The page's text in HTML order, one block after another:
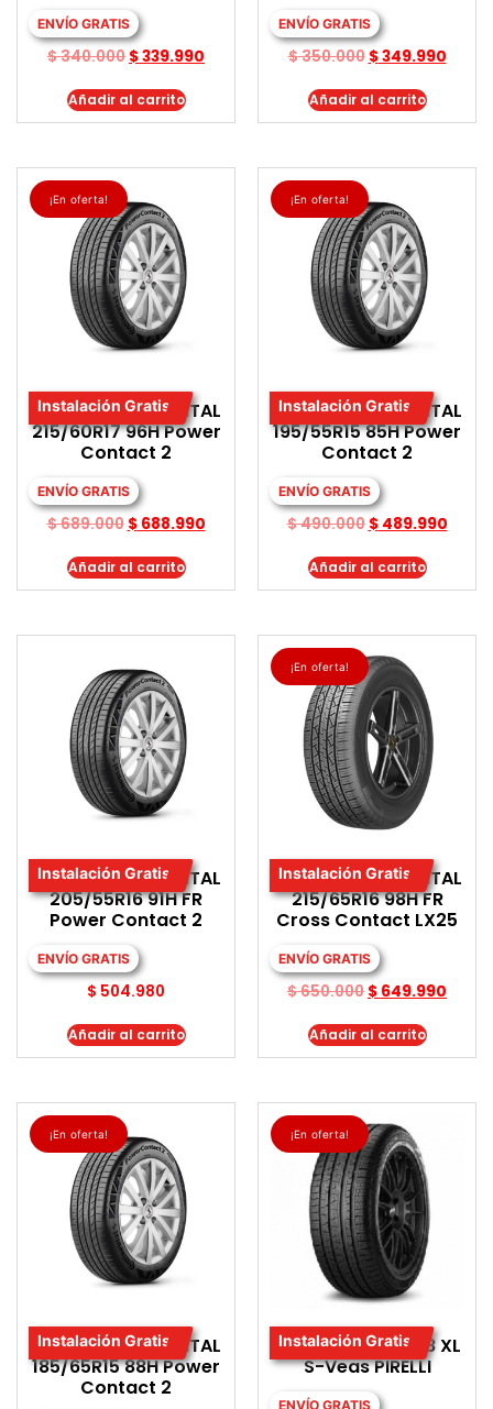
ENVÍO GRATIS
$340.000 $339.990
Añadir al carrito
ENVÍO GRATIS
$350.000 $349.990
Añadir al carrito
¡En oferta!
Instalación Gratis
LLANTA CONTINENTAL
215/60R17 96H Power
Contact 2
ENVÍO GRATIS
$689.000 $688.990
Añadir al carrito
¡En oferta!
Instalación Gratis
LLANTA CONTINENTAL
195/55R15 85H Power
Contact 2
ENVÍO GRATIS
$490.000 $489.990
Añadir al carrito
Instalación Gratis
LLANTA CONTINENTAL
205/55R16 91H FR
Power Contact 2
ENVÍO GRATIS
$ 504.980
Añadir al carrito
¡En oferta!
Instalación Gratis
LLANTA CONTINENTAL
215/65R16 98H FR
Cross Contact LX25
ENVÍO GRATIS
$650.000 $ 649.990
Añadir al carrito
¡En oferta!
Instalación Gratis
LLANTA CONTINENTAL
185/65R15 88H Power
Contact 2
¡En oferta!
Instalación Gratis
LLANTA 235/60R18 XL
S-Veas PIRELLI
ENVÍO GRATIS